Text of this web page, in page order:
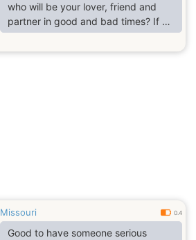
who will be your lover, friend and
partner in good and bad times? If all
the answers are yes, you are on the
right way. In my life I like helping
Missouri 0.4
Good to have someone serious